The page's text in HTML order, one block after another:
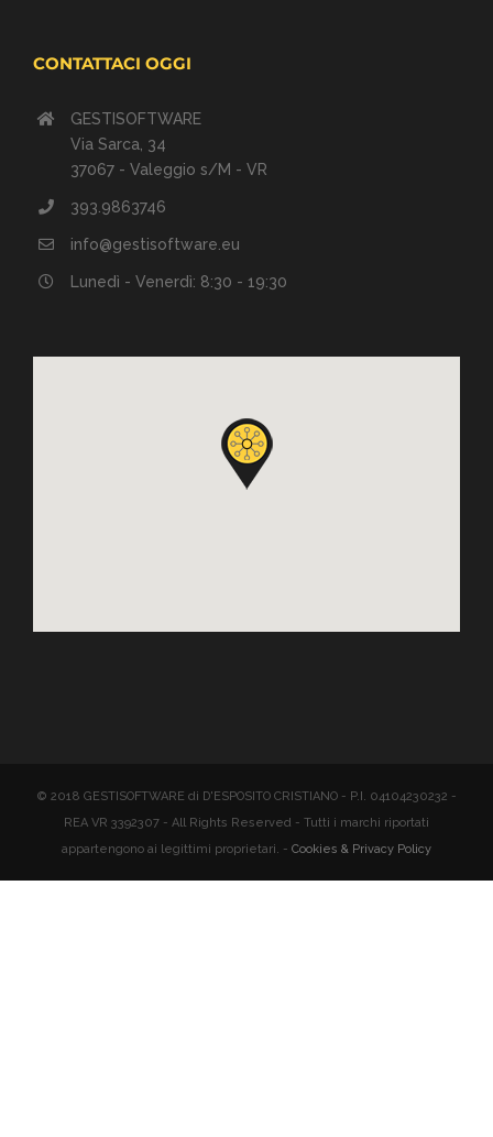
CONTATTACI OGGI
GESTISOFTWARE
Via Sarca, 34
37067 - Valeggio s/M - VR
393.9863746
info@gestisoftware.eu
Lunedì - Venerdì: 8:30 - 19:30
© 2018 GESTISOFTWARE di D'ESPOSITO CRISTIANO - P.I. 04104230232 -
REA VR 3392307 - All Rights Reserved - Tutti i marchi riportati
appartengono ai legittimi proprietari. - Cookies & Privacy Policy